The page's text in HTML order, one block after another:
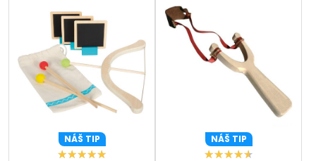
dobrodružstvá, rozvíjať svoje sociálne zručnosti a
koordináciu, zatiaľ čo sa zabávajú.
Pre viac zábavy a rôznorodosti v hrách na vojakov si môžete
vybrať z našej širokej ponuky
drevených vojenských
hračiek, ktoré sú skvelým doplnkom do každej detskej izby.
Tieto hračky podporujú aktívnu hru a kreativitu, pričom sú
bezpečné a vyrobené s ohľadom na deti.
NÁŠ TIP NÁŠ TIP